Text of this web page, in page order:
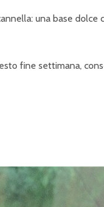
una base dolce
fine settimana,